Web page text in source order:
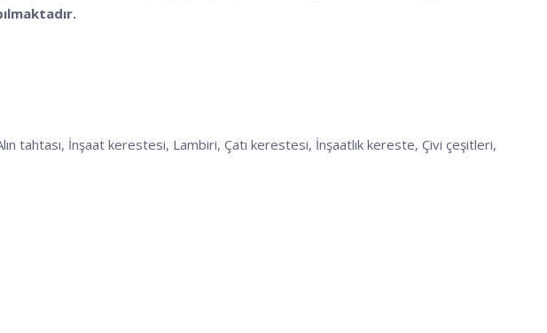
İnşaat kerestesi, Lambiri, Çatı kerestesi, İnşaatlık kereste, Çivi çeşitleri,